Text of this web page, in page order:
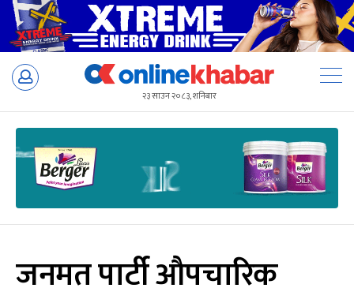
Skip
२३ साउन २०८३, शनिबार
जनमत पार्टी औपचारिक